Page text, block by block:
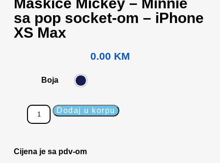
sa pop socket-om – iPhone
XS Max
0.00 KM
Boja
Dodaj u korpu
Cijena je sa pdv-om